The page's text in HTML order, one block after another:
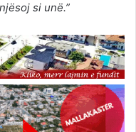
si unë.”